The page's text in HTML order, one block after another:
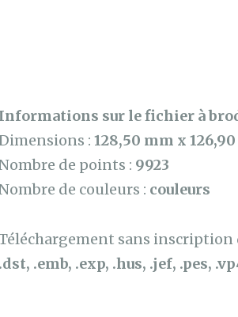
Informations sur le fichier à
: 128,50 mm x
de points : 9923
de couleurs : couleurs
sans
.dst, .emb, .exp, .hus, .jef, .pes,